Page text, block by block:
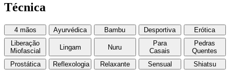
Técnica
4 mãos Ayurvédica Bambu Desportiva
Erótica
Liberação
Miofascial
Lingam Nuru
Para
Casais
Pedras
Quentes
Prostática
Reflexologia Relaxante Sensual
Shiatsu